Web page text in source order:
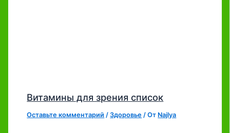
Витамины для зрения список
Оставьте комментарий /Здоровье / От Najlya